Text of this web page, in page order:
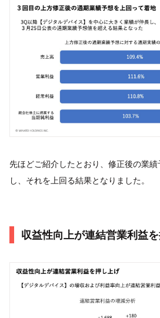
先ほどご紹介したとおり、修正後の業
し、それを上回る結果となりました。
収益性向上が連結営業利益